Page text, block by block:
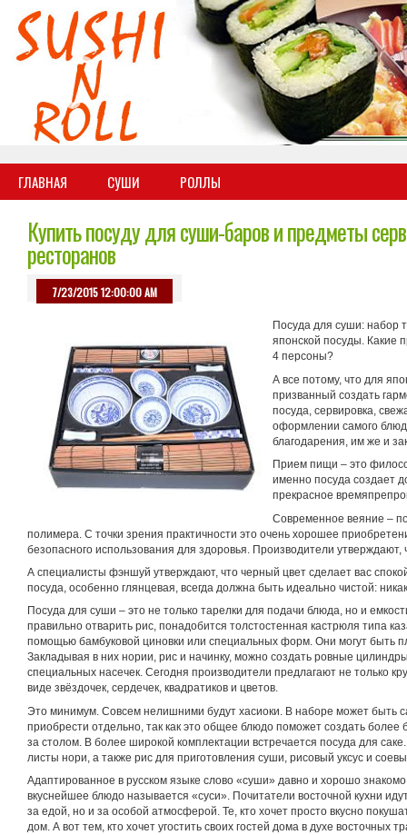
ГЛАВНАЯ СУШИ РОЛЛЫ
Купить посуду для суши-баров и предметы
ресторанов
7/23/2015 12:00:00 AM
Посуда для суши: набор
японской посуды. Какие
4 персоны?
А все потому, что для
призванный создать
посуда, сервировка,
оформлении самого
благодарения, им же и
Прием пищи – это
именно посуда создает
прекрасное
Современное веяние –
полимера. С точки зрения практичности это очень хорошее
безопасного использования для здоровья. Производители утверждают,
А специалисты фэншуй утверждают, что черный цвет сделает вас
посуда, особенно глянцевая, всегда должна быть идеально чистой:
Посуда для суши – это не только тарелки для подачи блюда, но и
правильно отварить рис, понадобится толстостенная кастрюля типа
помощью бамбуковой циновки или специальных форм. Они могут быть
Закладывая в них нории, рис и начинку, можно создать ровные
специальных насечек. Сегодня производители предлагают не только
виде звёздочек, сердечек, квадратиков и цветов.
Это минимум. Совсем нелишними будут хасиоки. В наборе может быть
приобрести отдельно, так как это общее блюдо поможет создать
за столом. В более широкой комплектации встречается посуда для
листы нори, а также рис для приготовления суши, рисовый уксус и
Адаптированное в русском языке слово «суши» давно и хорошо
вкуснейшее блюдо называется «суси». Почитатели восточной кухни
за едой, но и за особой атмосферой. Те, кто хочет просто вкусно
дом. А вот тем, кто хочет угостить своих гостей дома в духе восточных